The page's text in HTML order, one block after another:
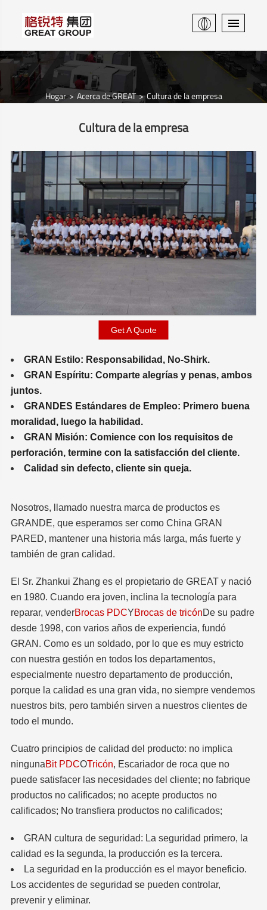
Hogar Acerca de GREAT Cultura de la empresa
Cultura de la empresa
Get A Quote
GRAN Estilo: Responsabilidad, No-Shirk.
GRAN Espíritu: Comparte alegrías y penas, ambos
juntos.
GRANDES Estándares de Empleo: Primero buena
moralidad, luego la habilidad.
GRAN Misión: Comience con los requisitos de
perforación, termine con la satisfacción del cliente.
Calidad sin defecto, cliente sin queja.
Nosotros, llamado nuestra marca de productos es
GRANDE, que esperamos ser como China GRAN
PARED, mantener una historia más larga, más fuerte y
también de gran calidad.
El Sr. Zhankui Zhang es el propietario de GREAT y nació
en 1980. Cuando era joven, inclina la tecnología para
reparar, venderBrocas PDCYBrocas de tricónDe su padre
desde 1998, con varios años de experiencia, fundó
GRAN. Como es un soldado, por lo que es muy estricto
con nuestra gestión en todos los departamentos,
especialmente nuestro departamento de producción,
porque la calidad es una gran vida, no siempre vendemos
nuestros bits, pero también sirven a nuestros clientes de
todo el mundo.
Cuatro principios de calidad del producto: no implica
ningunaBit PDCOTricón, Escariador de roca que no
puede satisfacer las necesidades del cliente; no fabrique
productos no calificados; no acepte productos no
calificados; No transfiera productos no calificados;
GRAN cultura de seguridad: La seguridad primero, la
calidad es la segunda, la producción es la tercera.
La seguridad en la producción es el mayor beneficio.
Los accidentes de seguridad se pueden controlar,
prevenir y eliminar.